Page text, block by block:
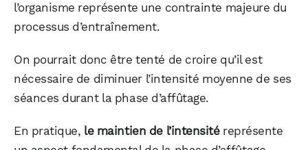
l’organisme représente une contrainte majeure du
processus d’entraînement.
On pourrait donc être tenté de croire qu’il est
nécessaire de diminuer l’intensité moyenne de ses
séances durant la phase d’affûtage.
En pratique, le maintien de l’intensitéreprésente